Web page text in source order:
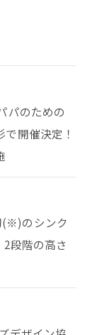
パのための
開催決定！
(※)のシンク
段階の高さ